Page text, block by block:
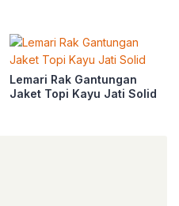
Lemari Rak Gantungan
Jaket Topi Kayu Jati Solid